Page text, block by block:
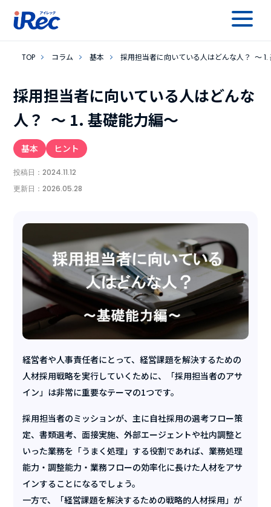
TOP コラム 基本 採用担当者に向いている人はどんな人？ ～ 1.
採用担当者に向いている人はどんな
人？ ～ 1. 基礎能力編～
基本 ヒント
投稿日：2024.11.12
更新日：2026.05.28
経営者や人事責任者にとって、経営課題を解決するための
人材採用戦略を実行していくために、「採用担当者のアサ
イン」は非常に重要なテーマの1つです。
採用担当者のミッションが、主に自社採用の選考フロー策
定、書類選考、面接実施、外部エージェントや社内調整と
いった業務を「うまく処理」する役割であれば、業務処理
能力・調整能力・業務フローの効率化に長けた人材をアサ
インすることになるでしょう。
一方で、「経営課題を解決するための戦略的人材採用」が